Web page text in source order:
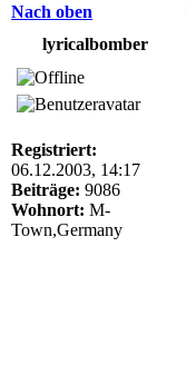
Nach oben
lyricalbomber
Registriert:
06.12.2003, 14:17
Beiträge: 9086
Wohnort: M-
Town,Germany